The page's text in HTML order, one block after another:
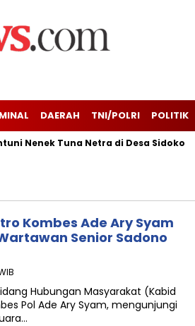
DAERAH TNI/POLRI POLITIK
Tuna Netra di Desa Sidoko
Kombes Ade Ary Syam
Senior Sadono
Hubungan Masyarakat (Kabid
Pol Ade Ary Syam, mengunjungi